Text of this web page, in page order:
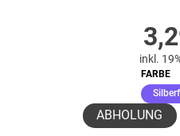
inkl.
FARBE
ABHOLUNG